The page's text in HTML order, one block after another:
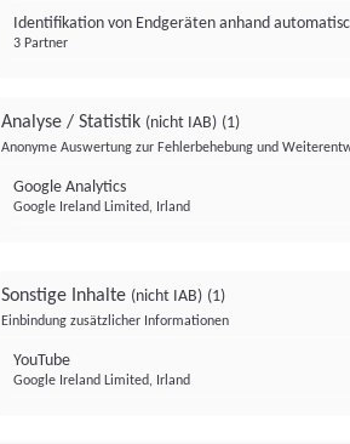
Identifikation von Endgeräten anhand
3 Partner
Analyse / Statistik (nicht IAB) (1)
Anonyme Auswertung zur Fehlerbehebung und
Google Analytics
Google Ireland Limited, Irland
Sonstige Inhalte (nicht IAB) (1)
Einbindung zusätzlicher Informationen
YouTube
Google Ireland Limited, Irland